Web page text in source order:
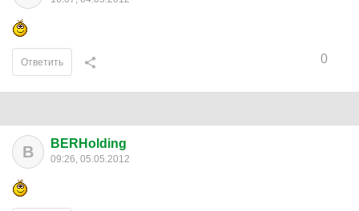
0
Ответить
B BERHolding
09:26, 05.05.2012